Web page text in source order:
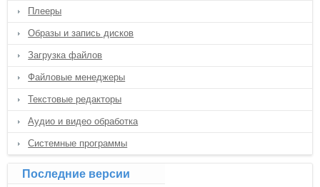
Плееры
Образы и запись дисков
Загрузка файлов
Файловые менеджеры
Текстовые редакторы
Аудио и видео обработка
Системные программы
Последние версии